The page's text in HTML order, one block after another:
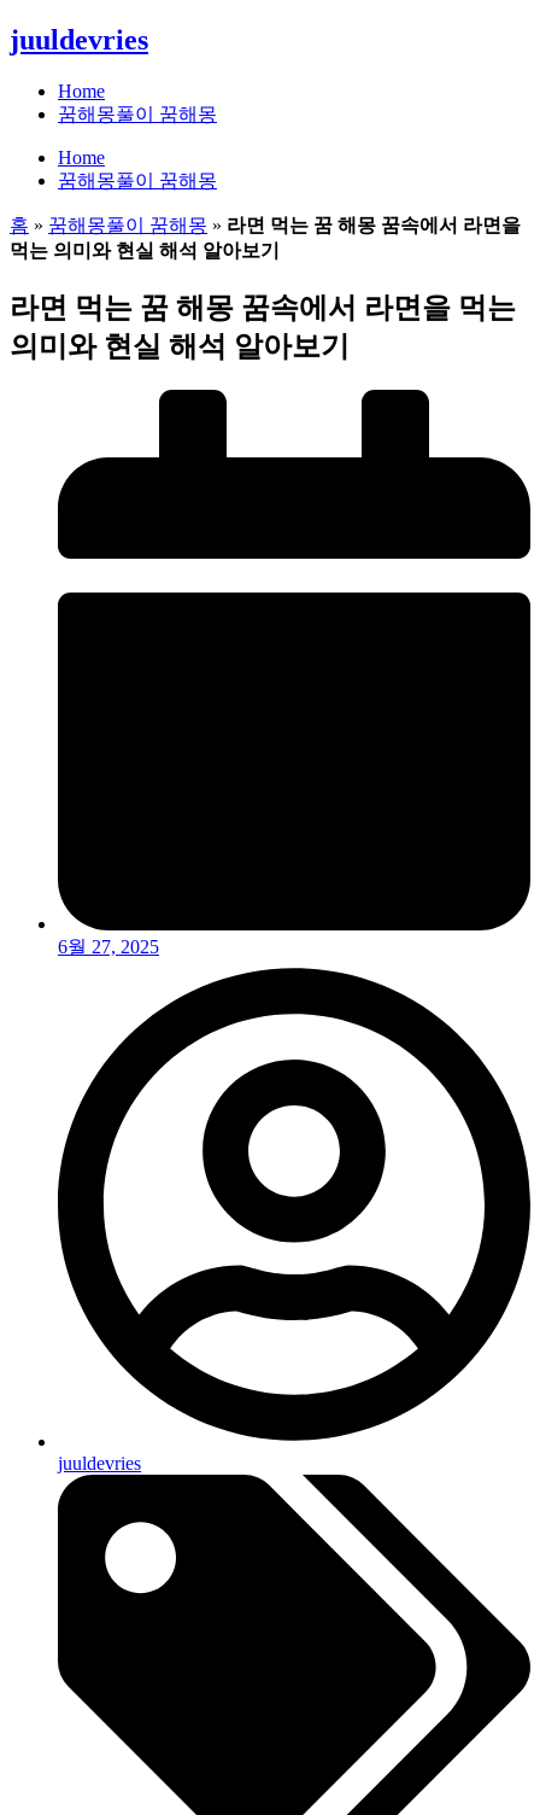
콘
텐
juuldevries
Home
꿈해몽풀이 꿈해몽
Home
꿈해몽풀이 꿈해몽
홈 » 꿈해몽풀이 꿈해몽 » 라면 먹는 꿈 해몽 꿈속에서 라면을
먹는 의미와 현실 해석 알아보기
라면 먹는 꿈 해몽 꿈속에서 라면을 먹는
의미와 현실 해석 알아보기
6월 27, 2025
juuldevries